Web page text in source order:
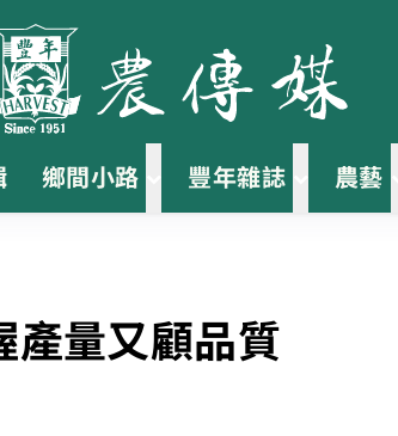
鄉間小路 豐年雜誌 農藝
量又顧品質